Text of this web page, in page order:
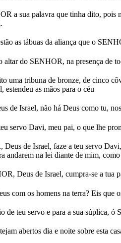
a sua palavra que tinha dito, pois
as tábuas da aliança que o
altar do SENHOR, na presença de
uma tribuna de bronze, de cinco
estendeu as mãos para o céu
de Israel, não há Deus como tu,
servo Davi, meu pai, o que lhe
de Israel, faze a teu servo
andarem na lei diante de mim, como
Deus de Israel, cumpra-se a tua
com os homens na terra? Eis que
de teu servo e para a sua súplica,
abertos dia e noite sobre esta